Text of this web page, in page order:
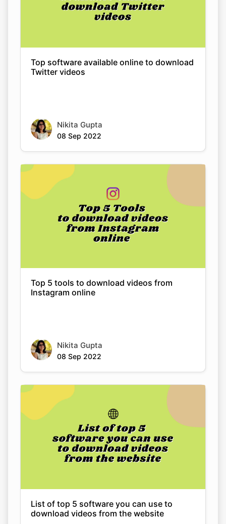
Copy Link
Top software available online to download
Twitter videos
Nikita Gupta
08 Sep 2022
Top 5 tools to download videos from
Instagram online
Nikita Gupta
08 Sep 2022
List of top 5 software you can use to
download videos from the website